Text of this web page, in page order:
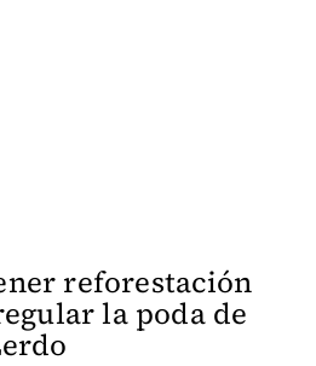
reforestación
la poda de